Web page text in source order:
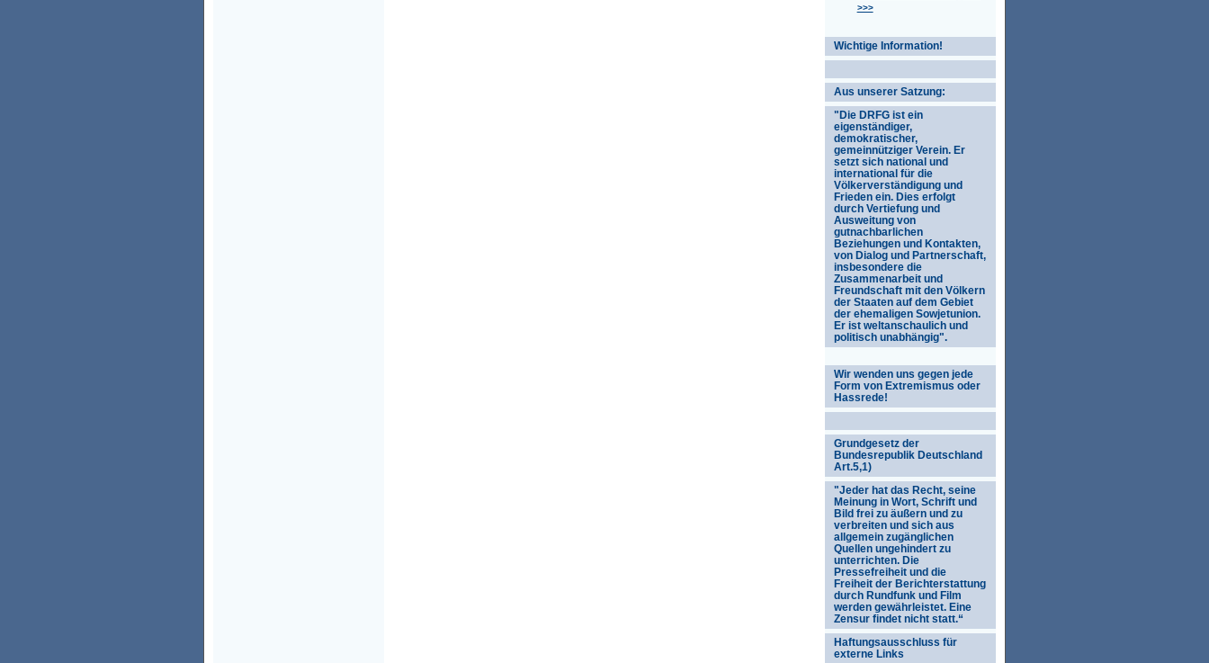
>>>
Wichtige Information!
Aus unserer Satzung:
"Die DRFG ist ein
eigenständiger,
demokratischer,
gemeinnütziger Verein. Er
setzt sich national und
international für die
Völkerverständigung und
Frieden ein. Dies erfolgt
durch Vertiefung und
Ausweitung von
gutnachbarlichen
Beziehungen und Kontakten,
von Dialog und Partnerschaft,
insbesondere die
Zusammenarbeit und
Freundschaft mit den Völkern
der Staaten auf dem Gebiet
der ehemaligen Sowjetunion.
Er ist weltanschaulich und
politisch unabhängig".
Wir wenden uns gegen jede
Form von Extremismus oder
Hassrede!
Grundgesetz der
Bundesrepublik Deutschland
Art.5,1)
"Jeder hat das Recht, seine
Meinung in Wort, Schrift und
Bild frei zu äußern und zu
verbreiten und sich aus
allgemein zugänglichen
Quellen ungehindert zu
unterrichten. Die
Pressefreiheit und die
Freiheit der Berichterstattung
durch Rundfunk und Film
werden gewährleistet. Eine
Zensur findet nicht statt.“
Haftungsausschluss für
externe Links